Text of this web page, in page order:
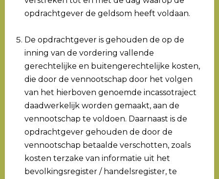
opdrachtgever de geldsom heeft voldaan.
De opdrachtgever is gehouden de op de
inning van de vordering vallende
gerechtelijke en buitengerechtelijke kosten,
die door de vennootschap door het volgen
van het hierboven genoemde incassotraject
daadwerkelijk worden gemaakt, aan de
vennootschap te voldoen. Daarnaast is de
opdrachtgever gehouden de door de
vennootschap betaalde verschotten, zoals
kosten terzake van informatie uit het
bevolkingsregister / handelsregister, te